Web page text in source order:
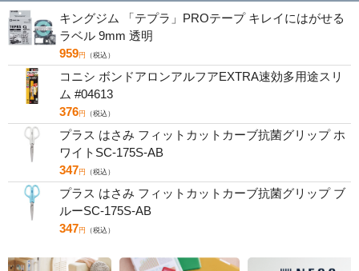
キングジム 「テプラ」PROテープ キレイにはがせる
ラベル 9mm 透明
959円 （税込）
コニシ ボンドアロンアルフアEXTRA速効多用途スリ
ム #04613
376円 （税込）
プラス はさみ フィットカットカーブ抗菌グリップ ホ
ワイトSC-175S-AB
347円 （税込）
プラス はさみ フィットカットカーブ抗菌グリップ ブ
ルーSC-175S-AB
347円 （税込）